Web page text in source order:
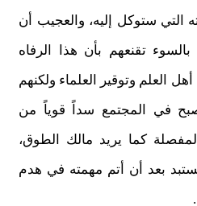
التي ستوكل إليه، والعجيب أن
تقنعهم بأن هذا الرفاه
العلم وتوقير العلماء ولكنهم
في المجتمع سداً قوياً من
المفصلة كما يريد مالك الطوق،
بعد أن أتم مهمته في هدم